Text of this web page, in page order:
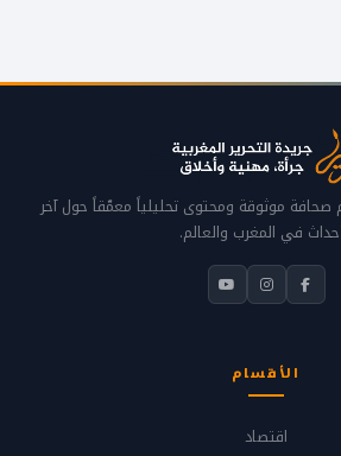
صحافة موثوقة ومحتوى تحليلياً معمّقاً حول آخر
في المغرب والعالم.
الأقسام
اقتصاد